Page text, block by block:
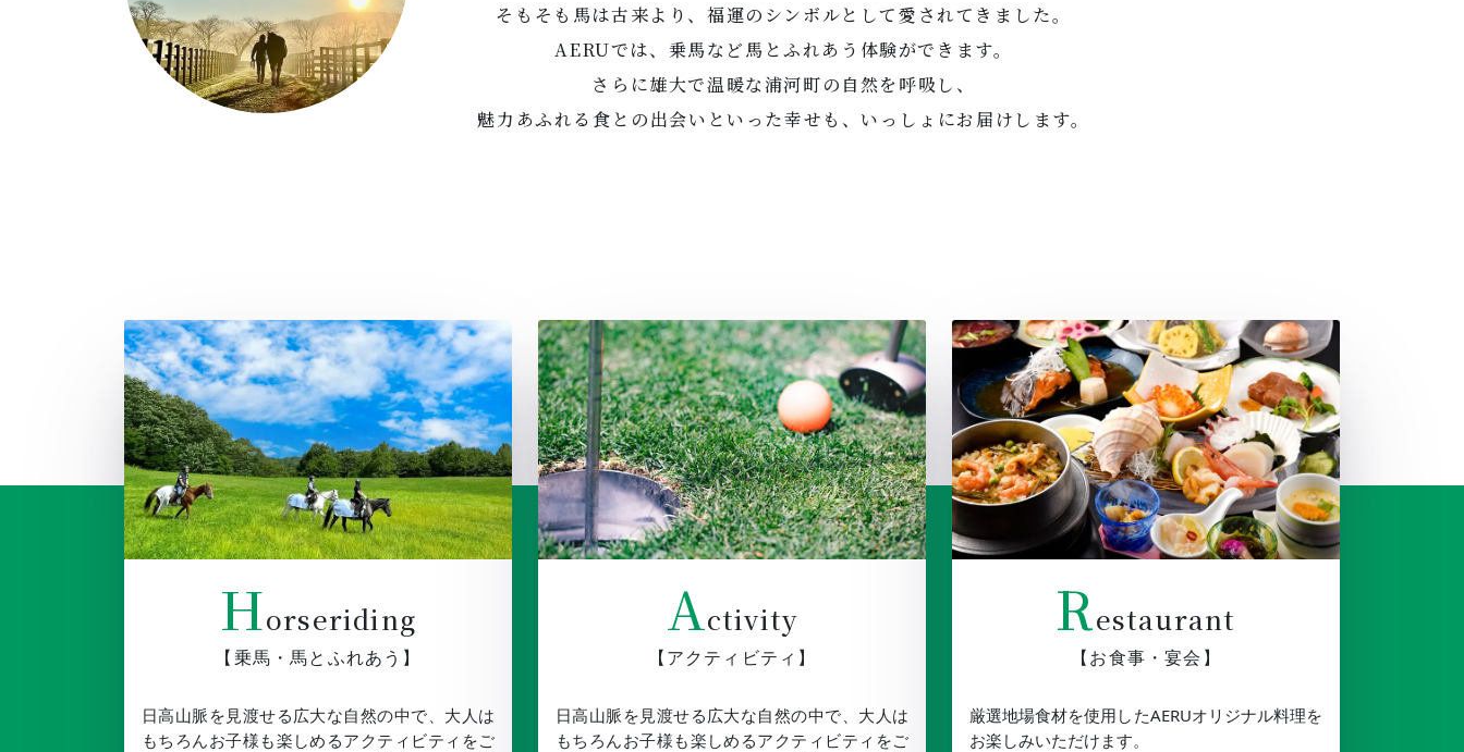
そもそも馬は古来より、福運のシンボルとして愛されてきました。
AERUでは、乗馬など馬とふれあう体験ができます。
さらに雄大で温暖な浦河町の自然を呼吸し、
魅力あふれる食との出会いといった幸せも、いっしょにお届けします。
Horseriding
【乗馬・馬とふれあう】
日高山脈を見渡せる広大な自然の中で、大人は
もちろんお子様も楽しめるアクティビティをご
Activity
【アクティビティ】
日高山脈を見渡せる広大な自然の中で、大人は
もちろんお子様も楽しめるアクティビティをご
Restaurant
【お食事・宴会】
厳選地場食材を使用したAERUオリジナル料理を
お楽しみいただけます。